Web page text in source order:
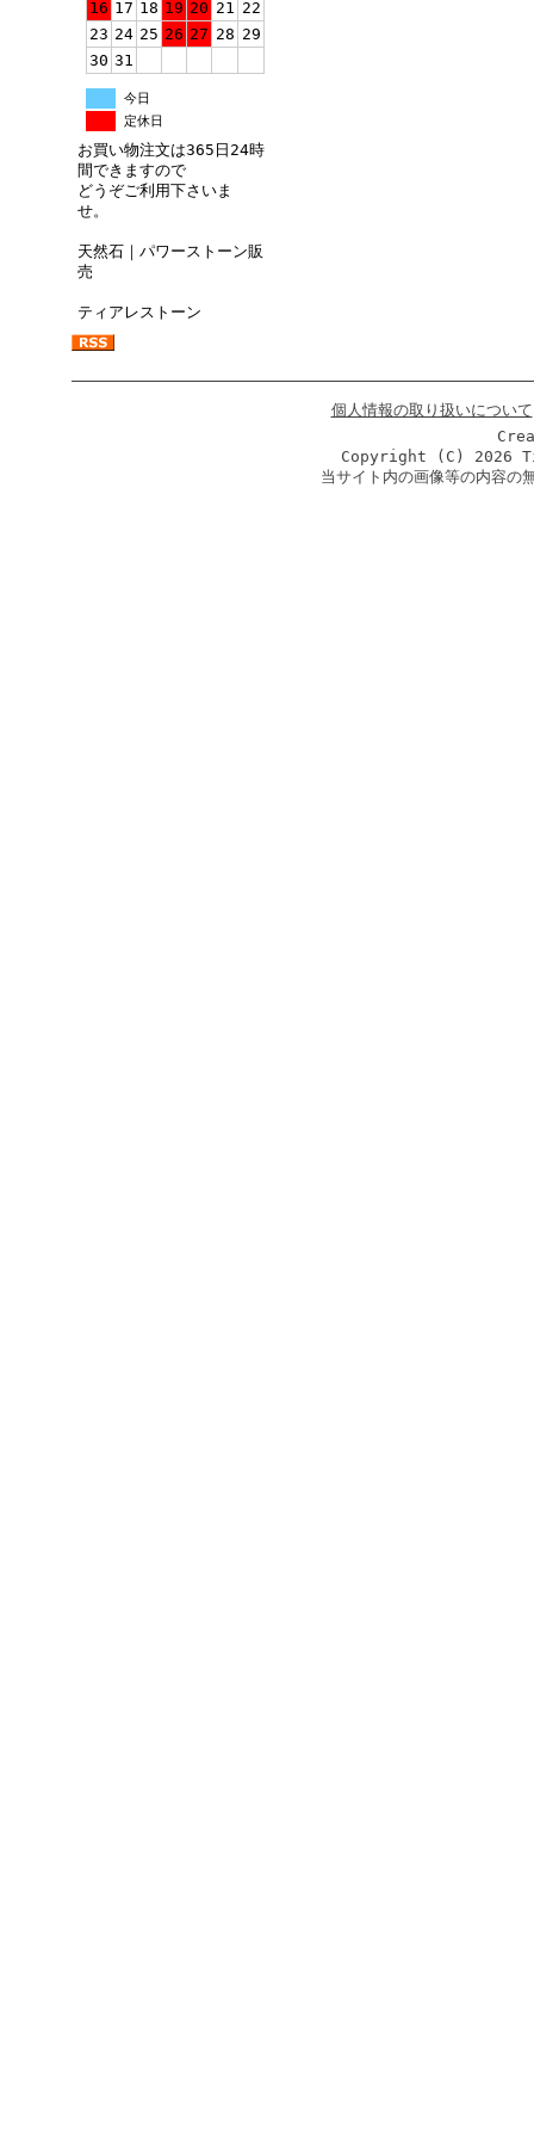
16 17 18 19 20 21 22
23 24 25 26 27 28 29
30 31
今日
定休日
お買い物注文は365日24時
間できますので
どうぞご利用下さいま
せ。
天然石｜パワーストーン販
売
ティアレストーン
個人情報の取り扱いについて
Copyright (C) 2026
当サイト内の画像等の内容の